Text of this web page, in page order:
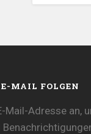
MAIL FOLGEN
Mail-Adresse an,